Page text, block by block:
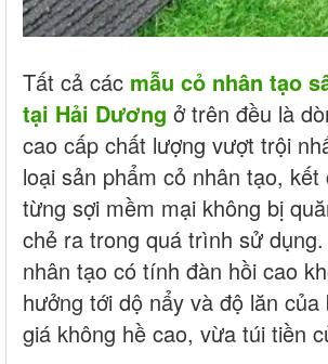
Tất cả các mẫu cỏ nhân tạo
tại Hải Dương ở trên đều là
cao cấp chất lượng vượt trội
loại sản phẩm cỏ nhân tạo, kết
từng sợi mềm mại không bị
chẻ ra trong quá trình sử
nhân tạo có tính đàn hồi cao
hưởng tới dộ nẩy và độ lăn
giá không hề cao, vừa túi tiền